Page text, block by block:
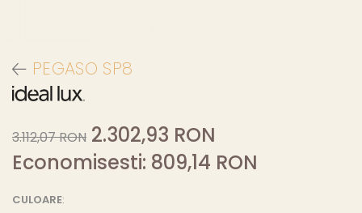
PEGASO SP8
3.112,07 RON 2.302,93 RON
Economisesti: 809,14 RON
CULOARE: